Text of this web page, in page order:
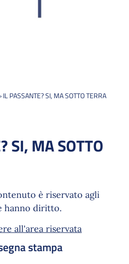
IL PASSANTE? SI, MA SOTTO TERRA
SI, MA SOTTO
è riservato agli
hanno diritto.
all'area riservata
stampa